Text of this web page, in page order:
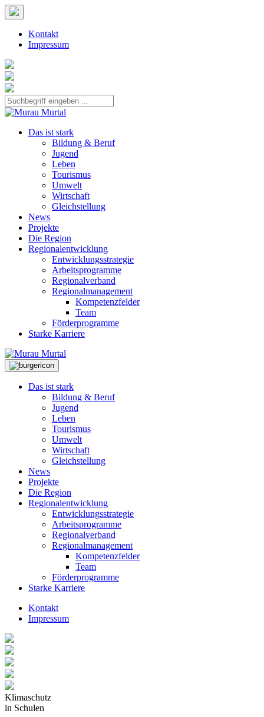
Kontakt
Impressum
Das ist stark
Bildung & Beruf
Jugend
Leben
Tourismus
Umwelt
Wirtschaft
Gleichstellung
News
Projekte
Die Region
Regionalentwicklung
Entwicklungsstrategie
Arbeitsprogramme
Regionalverband
Regionalmanagement
Kompetenzfelder
Team
Förderprogramme
Starke Karriere
Das ist stark
Bildung & Beruf
Jugend
Leben
Tourismus
Umwelt
Wirtschaft
Gleichstellung
News
Projekte
Die Region
Regionalentwicklung
Entwicklungsstrategie
Arbeitsprogramme
Regionalverband
Regionalmanagement
Kompetenzfelder
Team
Förderprogramme
Starke Karriere
Kontakt
Impressum
Klimaschutz
in Schulen